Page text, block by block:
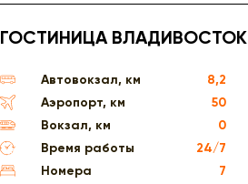
ГОСТИНИЦА ВЛАДИВОСТОК
Автовокзал, км
8,2
Аэропорт, км
50
Вокзал, км
0
Время работы
24/7
Номера
7